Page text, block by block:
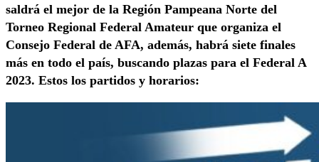
saldrá el mejor de la Región Pampeana Norte del
Torneo Regional Federal Amateur que organiza el
Consejo Federal de AFA, además, habrá siete finales
más en todo el país, buscando plazas para el Federal A
2023. Estos los partidos y horarios: